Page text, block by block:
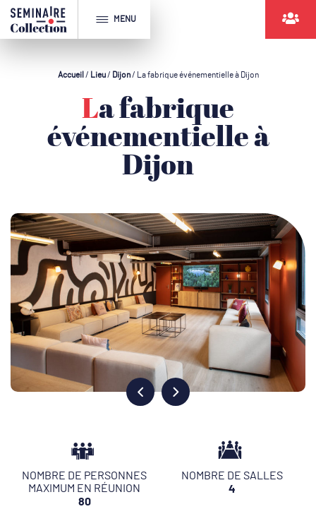
MENU
Accueil / Lieu/ Dijon/ La fabrique événementielle à Dijon
La fabrique
événementielle à
Dijon
NOMBRE DE PERSONNES
MAXIMUM EN RÉUNION
80
NOMBRE DE SALLES
4